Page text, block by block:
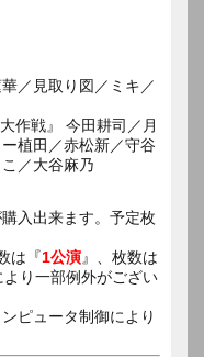
／見取り図／ミキ／
作戦』 今田耕司／月
植田／赤松新／守谷
／大谷麻乃
入出来ます。予定枚
は『1公演』、枚数は
り一部例外がござい
ピュータ制御により